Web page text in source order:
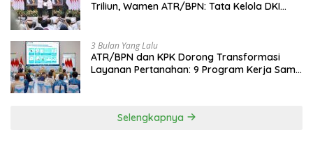
Triliun, Wamen ATR/BPN: Tata Kelola DKI
3 Bulan Yang Lalu
ATR/BPN dan KPK Dorong Transformasi
Layanan Pertanahan: 9 Program Kerja Sama
Selengkapnya